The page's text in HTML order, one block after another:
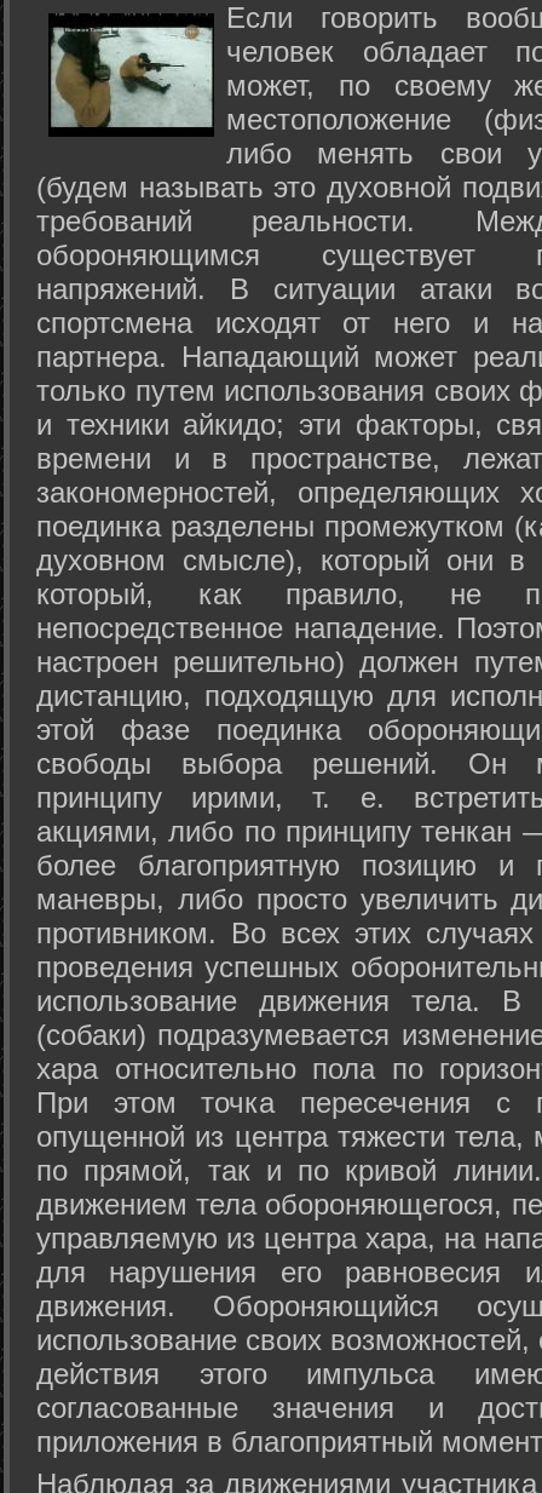
Если говорить
человек обладает
может, по своему
местоположение
либо менять свои
(будем называть это духовной
требований реальности.
обороняющимся существует
напряжений. В ситуации атаки
спортсмена исходят от него и
партнера. Нападающий может
только путем использования своих
и техники айкидо; эти факторы,
времени и в пространстве,
закономерностей, определяющих
поединка разделены промежутком
духовном смысле), который они в
который, как правило, не
непосредственное нападение.
настроен решительно) должен
дистанцию, подходящую для
этой фазе поединка
свободы выбора решений. Он
принципу ирими, т. е.
акциями, либо по принципу тенкан
более благоприятную позицию и
маневры, либо просто увеличить
противником. Во всех этих
проведения успешных
использование движения тела.
(собаки) подразумевается
хара относительно пола по
При этом точка пересечения с
опущенной из центра тяжести
по прямой, так и по кривой
движением тела обороняющегося,
управляемую из центра хара, на
для нарушения его равновесия
движения. Обороняющийся
использование своих
действия этого импульса
согласованные значения и
приложения в благоприятный
Hаблюдая за движениями